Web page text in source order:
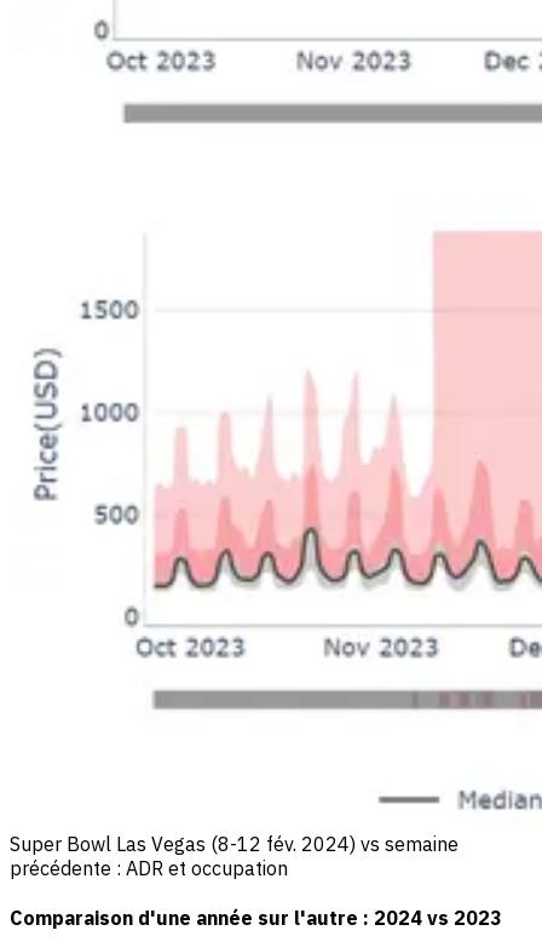
Super Bowl Las Vegas (8-12 fév. 2024) vs semaine
précédente : ADR et occupation
Comparaison d'une année sur l'autre : 2024 vs 2023